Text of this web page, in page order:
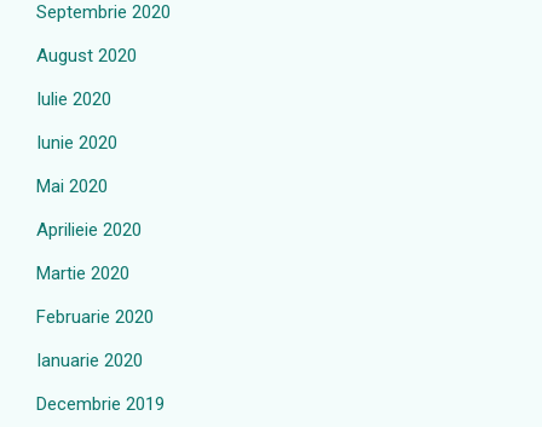
Septembrie 2020
August 2020
Iulie 2020
Iunie 2020
Mai 2020
Aprilieie 2020
Martie 2020
Februarie 2020
Ianuarie 2020
Decembrie 2019